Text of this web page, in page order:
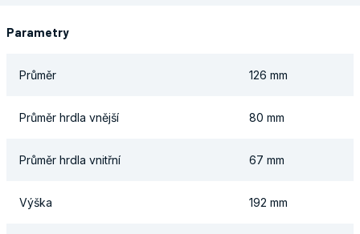
Parametry
Průměr 126 mm
Průměr hrdla vnější 80 mm
Průměr hrdla vnitřní 67 mm
Výška 192 mm